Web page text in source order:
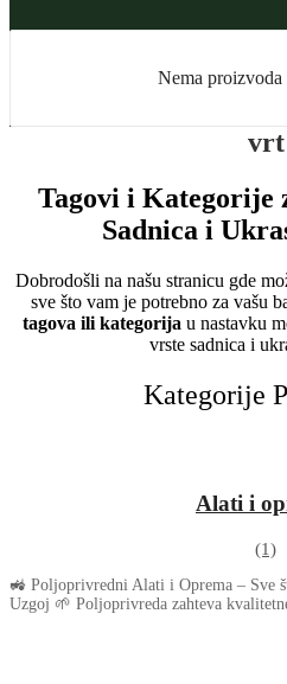
Nema
vrt
Tagovi i Kategorije
Sadnica i
Dobrodošli na našu stranicu gde
sve što vam je potrebno za vašu
tagova ili kategorija u nastavku
vrste sadnica i
Kategorije
Alati i
(1)
🚜 Poljoprivredni Alati i Oprema – Sve
Uzgoj 🌱 Poljoprivreda zahteva